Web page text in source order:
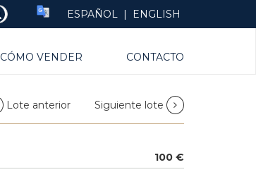
ESPAÑOL | ENGLISH
CÓMO VENDER CONTACTO
Lote anterior Siguiente lote
100 €